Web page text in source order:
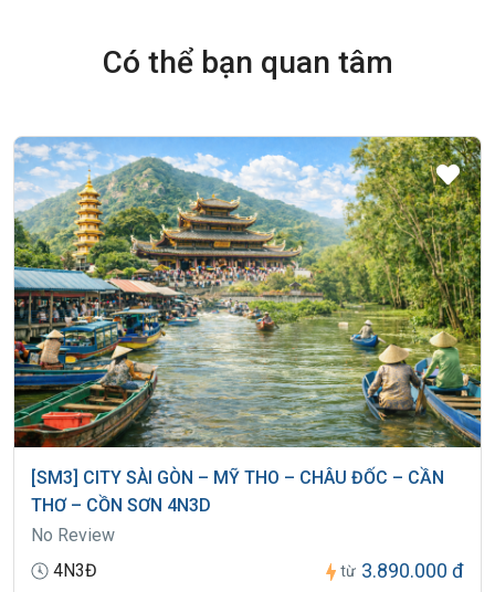
Có thể bạn quan tâm
[SM3] CITY SÀI GÒN – MỸ THO – CHÂU ĐỐC – CẦN
THƠ – CỒN SƠN 4N3D
No Review
4N3Đ
từ 3.890.000 đ